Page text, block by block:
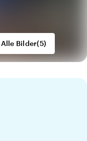
Alle Bilder(5)